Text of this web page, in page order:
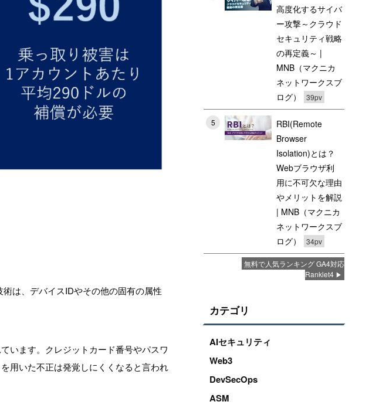
は、デバイスIDやその他の固有の属性
います。クレジットカード番号やパスワ
用いた不正は発覚しにくくなると言われ
高度化するサイバ
ー攻撃～クラウド
セキュリティ戦略
の再定義～ |
MNB（マクニカ
ネットワークスブ
ログ）
39pv
5
RBI(Remote
Browser
Isolation)とは？
Webブラウザ利
用に不可欠な理由
やメリットを解説
| MNB（マクニカ
ネットワークスブ
ログ）
34pv
無料で人気ランキング GA4対応
Ranklet4
カテゴリ
AIセキュリティ
Web3
DevSecOps
ASM